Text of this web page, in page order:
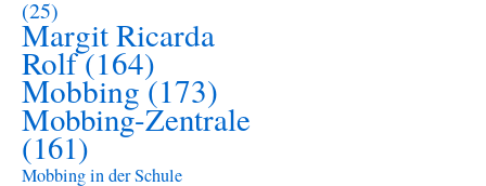
(25)
Margit Ricarda
Rolf(164)
Mobbing(173)
Mobbing-Zentrale
(161)
Mobbing in der Schule